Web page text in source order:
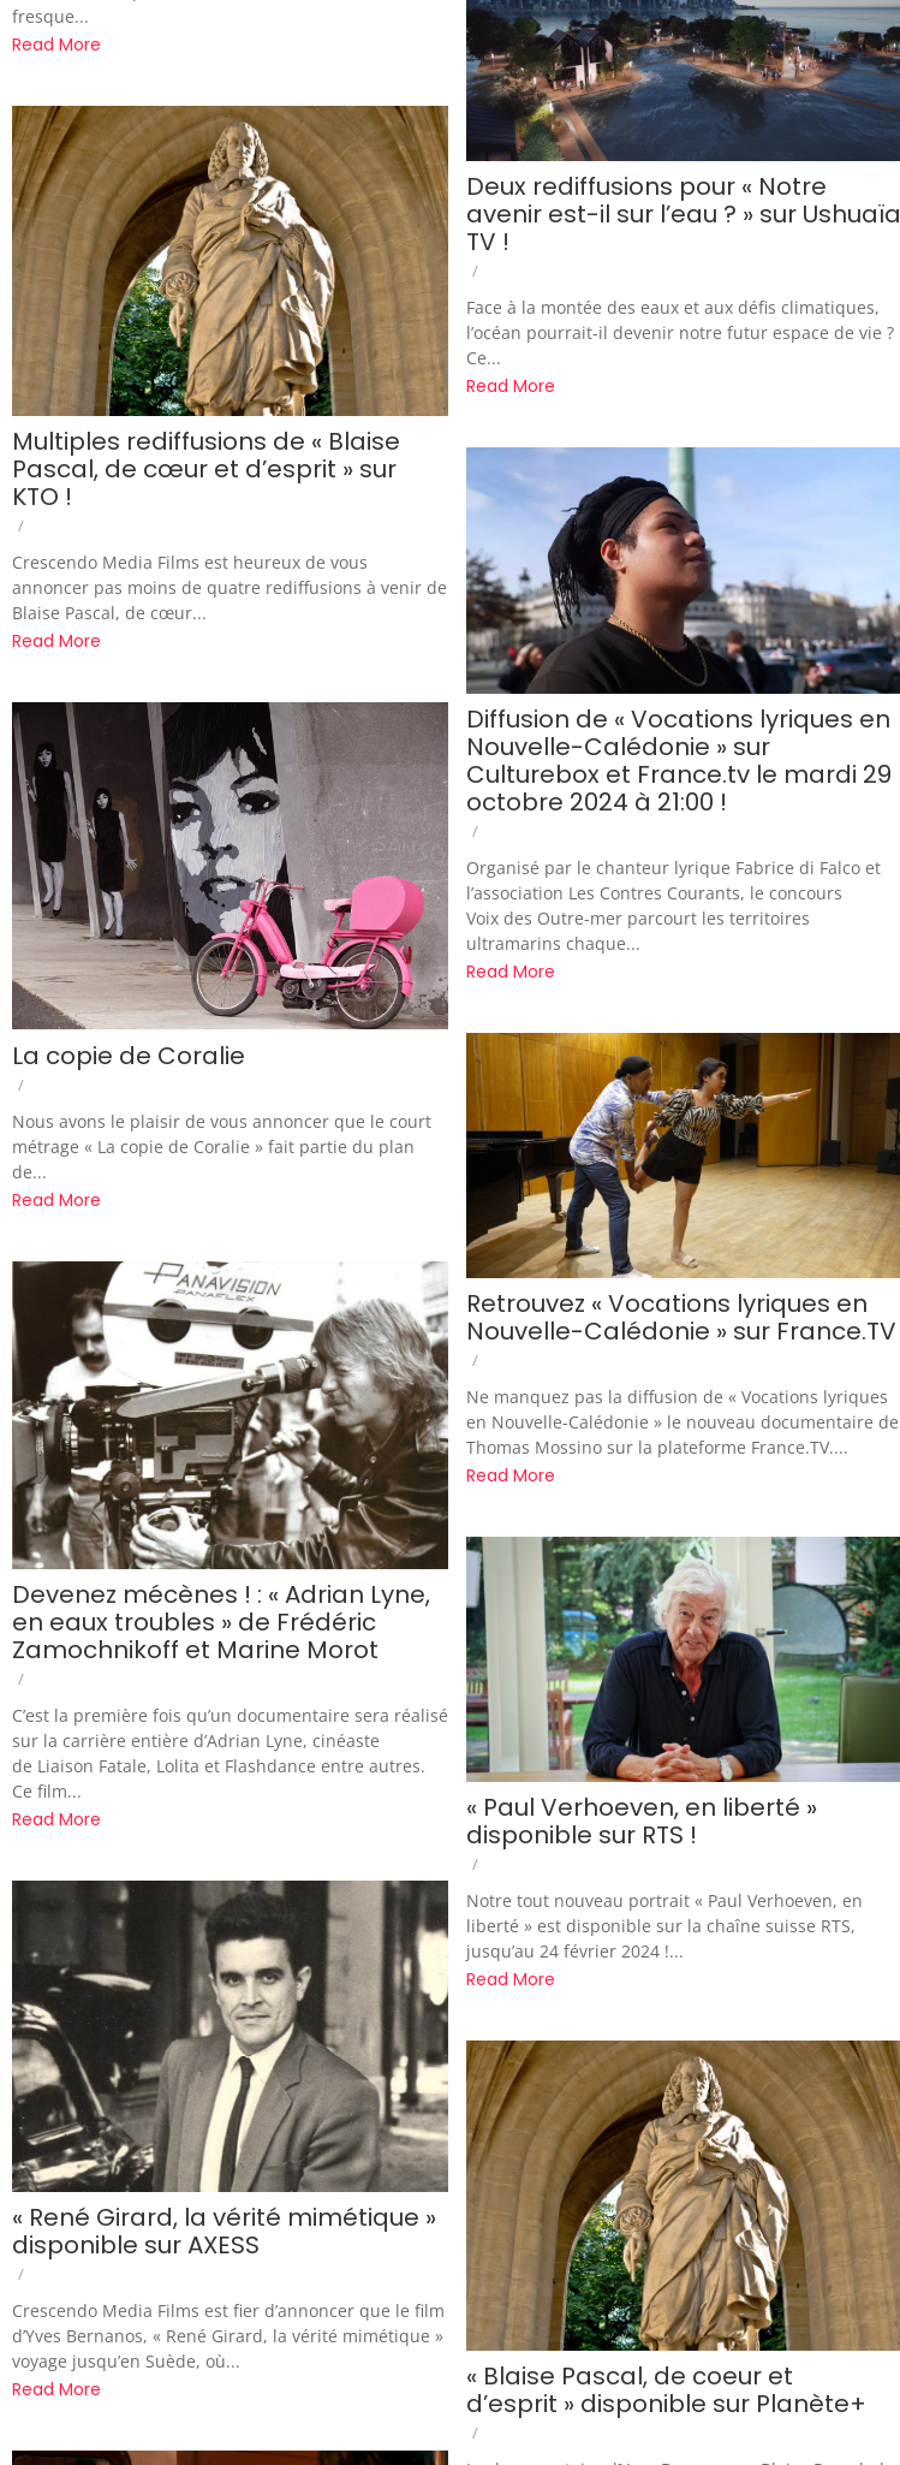
fresque...
Read More
Deux rediffusions pour « Notre
avenir est-il sur l’eau ? » sur Ushuaïa
TV !
/
Face à la montée des eaux et aux défis climatiques,
l’océan pourrait-il devenir notre futur espace de vie ?
Ce...
Read More
Multiples rediffusions de « Blaise
Pascal, de cœur et d’esprit » sur
KTO !
/
Crescendo Media Films est heureux de vous
annoncer pas moins de quatre rediffusions à venir de
Blaise Pascal, de cœur...
Read More
Diffusion de « Vocations lyriques en
Nouvelle-Calédonie » sur
Culturebox et France.tv le mardi 29
octobre 2024 à 21:00 !
/
Organisé par le chanteur lyrique Fabrice di Falco et
l’association Les Contres Courants, le concours
Voix des Outre-mer parcourt les territoires
ultramarins chaque...
Read More
La copie de Coralie
/
Nous avons le plaisir de vous annoncer que le court
métrage « La copie de Coralie » fait partie du plan
de...
Read More
Retrouvez « Vocations lyriques en
Nouvelle-Calédonie » sur France.TV
/
Ne manquez pas la diffusion de « Vocations lyriques
en Nouvelle-Calédonie » le nouveau documentaire de
Thomas Mossino sur la plateforme France.TV....
Read More
Devenez mécènes ! : « Adrian Lyne,
en eaux troubles » de Frédéric
Zamochnikoff et Marine Morot
/
C’est la première fois qu’un documentaire sera réalisé
sur la carrière entière d’Adrian Lyne, cinéaste
de Liaison Fatale, Lolita et Flashdance entre autres.
Ce film...
Read More
« Paul Verhoeven, en liberté »
disponible sur RTS !
/
Notre tout nouveau portrait « Paul Verhoeven, en
liberté » est disponible sur la chaîne suisse RTS,
jusqu’au 24 février 2024 !...
Read More
« René Girard, la vérité mimétique »
disponible sur AXESS
/
Crescendo Media Films est fier d’annoncer que le film
d’Yves Bernanos, « René Girard, la vérité mimétique »
voyage jusqu’en Suède, où...
Read More
« Blaise Pascal, de coeur et
d’esprit » disponible sur Planète+
/